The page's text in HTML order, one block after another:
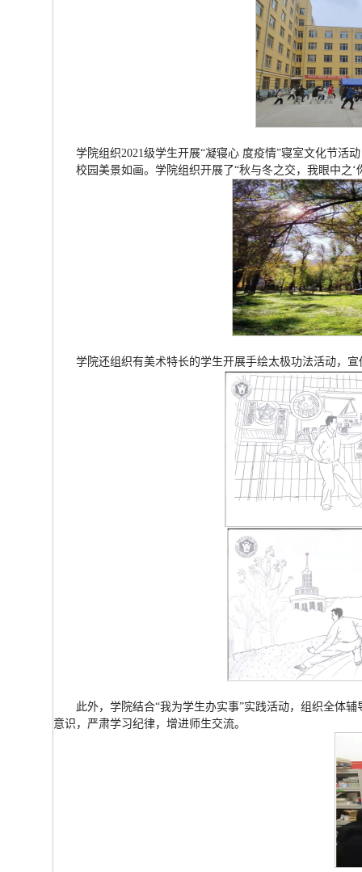
学院组织2021级学生开展“凝寝心 度疫情”寝室文化节活
校园美景如画。学院组织开展了“秋与冬之交，我眼中之
学院还组织有美术特长的学生开展手绘太极功法活动，
此外，学院结合“我为学生办实事”实践活动，组织全体
意识，严肃学习纪律，增进师生交流。